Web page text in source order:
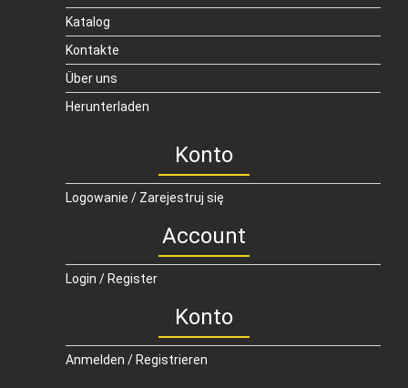
Katalog
Kontakte
Über uns
Herunterladen
Konto
Logowanie / Zarejestruj się
Account
Login / Register
Konto
Anmelden / Registrieren